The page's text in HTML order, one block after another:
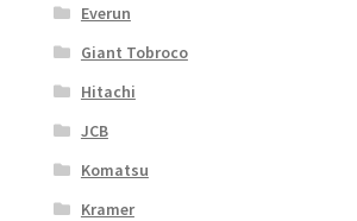
Everun
Giant Tobroco
Hitachi
JCB
Komatsu
Kramer